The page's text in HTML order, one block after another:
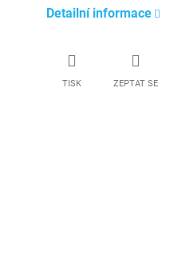
Detailní informace
TISK ZEPTAT SE